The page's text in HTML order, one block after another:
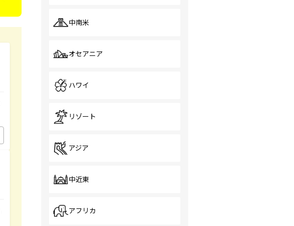
中南米
オセアニア
ハワイ
リゾート
アジア
中近東
アフリカ